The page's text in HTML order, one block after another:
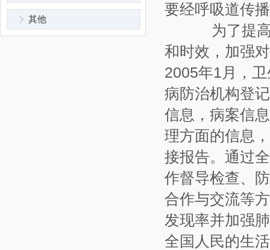
其他
要经呼吸道传
为了提高
和时效，加强
2005年1月，
病防治机构登
信息，病案信
理方面的信息
接报告。通过
作督导检查、
合作与交流等
发现率并加强
全国人民的生